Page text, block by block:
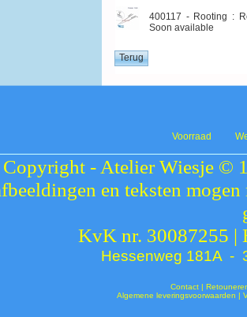
400117 - Rooting :
Soon available
Voorraad
Copyright - Atelier Wiesje ©
en teksten
KvK nr. 30087255 |
Hessenweg 181A -
Contact|
Algemene leveringsvoorwaarden |